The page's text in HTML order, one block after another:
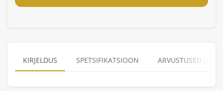
KIRJELDUS SPETSIFIKATSIOON ARVUSTUSED (0)